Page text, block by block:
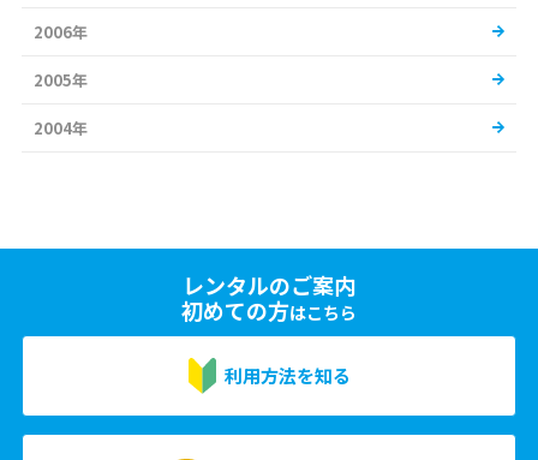
2006年
2005年
2004年
レンタルのご案内
初めての方はこちら
利用方法を知る